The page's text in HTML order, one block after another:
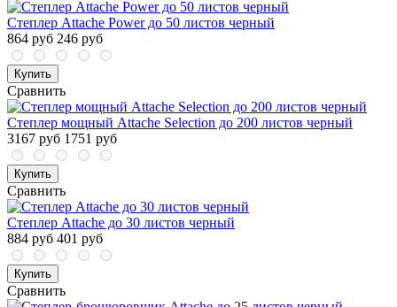
Степлер Attache Power до 50 листов черный
864 руб 246 руб
Купить
Сравнить
Степлер мощный Attache Selection до 200 листов черный
3167 руб 1751 руб
Купить
Сравнить
Степлер Attache до 30 листов черный
884 руб 401 руб
Купить
Сравнить